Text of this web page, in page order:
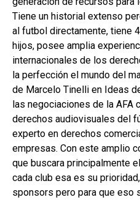
Tiene un historial extenso
al futbol directamente, tiene
hijos, posee amplia
internacionales de los
la perfección el mundo del
de Marcelo Tinelli en Ideas
las negociaciones de la AFA
derechos audiovisuales del
experto en derechos
empresas. Con este amplio
que buscara principalmente
cada club esa es su
sponsors pero para que eso